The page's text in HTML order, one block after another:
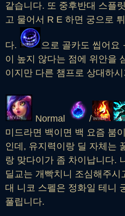
같습니다. 또 중후반대 스플
고 물어서 R E 하면 궁으로
다.
으로 골카도 씹어요
이 높지 않다는 점에 위안을
이지만 다른 챔프로 상대하
Normal
/
미드라면 백이면 백 요즘 붐
인데, 유지력이랑 딜 자체는
랑 맞다이가 좀 차이납니다.
딜교는 개빡치니 조심해주
대 니코 스펠은 정화일 테니
풀립니다.